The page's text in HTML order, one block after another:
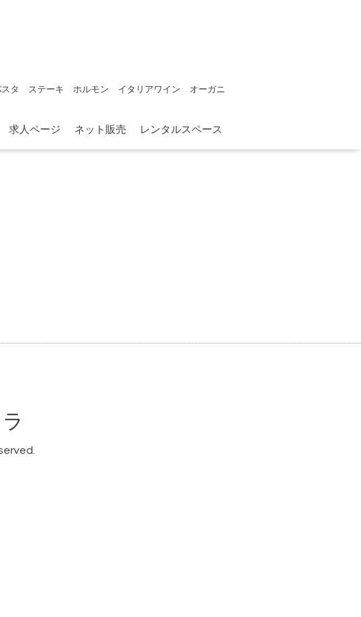
タ ステーキ ホルモン イタリアワイン オーガニ
求人ページ ネット販売 レンタルスペース